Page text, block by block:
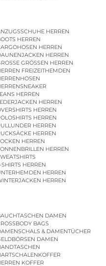
HERREN
HERREN
HERREN
HERREN
GRÖSSEN HERREN
FREIZEITHEMDEN
HERREN
HERREN
HERREN
HERREN
HERREN
HERREN
HERREN
HERREN
SHIRTS HERREN
HERREN
HERREN
DAMEN
BAGS
& DAMENTÜCHER
DAMEN
KOFFER